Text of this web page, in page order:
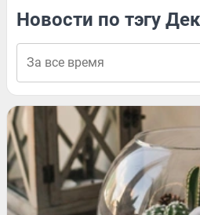
Новости по тэгу